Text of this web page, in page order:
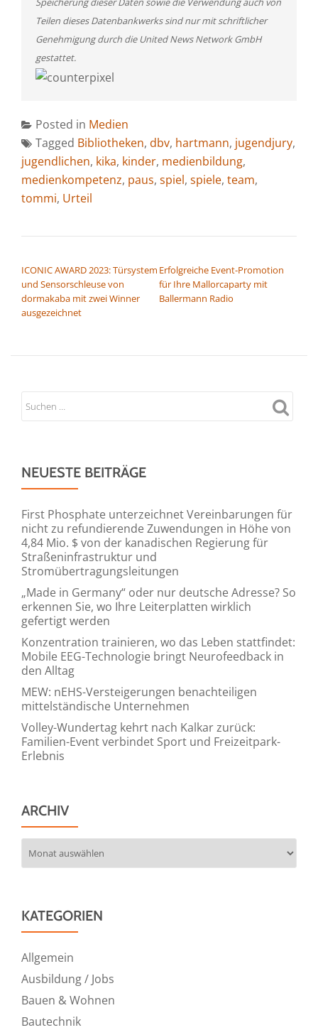
Teilen dieses Datenbankwerks sind nur mit schriftlicher
Genehmigung durch die United News Network GmbH
gestattet.
Posted in Medien
Tagged Bibliotheken, dbv, hartmann, jugendjury,
jugendlichen, kika, kinder, medienbildung,
medienkompetenz, paus, spiel, spiele, team,
tommi, Urteil
ICONIC AWARD 2023: Türsystem
und Sensorschleuse von
dormakaba mit zwei Winner
ausgezeichnet
Erfolgreiche Event-Promotion
für Ihre Mallorcaparty mit
Ballermann Radio
NEUESTE BEITRÄGE
First Phosphate unterzeichnet Vereinbarungen für
nicht zu refundierende Zuwendungen in Höhe von
4,84 Mio. $ von der kanadischen Regierung für
Straßeninfrastruktur und
Stromübertragungsleitungen
„Made in Germany“ oder nur deutsche Adresse? So
erkennen Sie, wo Ihre Leiterplatten wirklich
gefertigt werden
Konzentration trainieren, wo das Leben stattfindet:
Mobile EEG-Technologie bringt Neurofeedback in
den Alltag
MEW: nEHS-Versteigerungen benachteiligen
mittelständische Unternehmen
Volley-Wundertag kehrt nach Kalkar zurück:
Familien-Event verbindet Sport und Freizeitpark-
Erlebnis
ARCHIV
KATEGORIEN
Allgemein
Ausbildung / Jobs
Bauen & Wohnen
Bautechnik